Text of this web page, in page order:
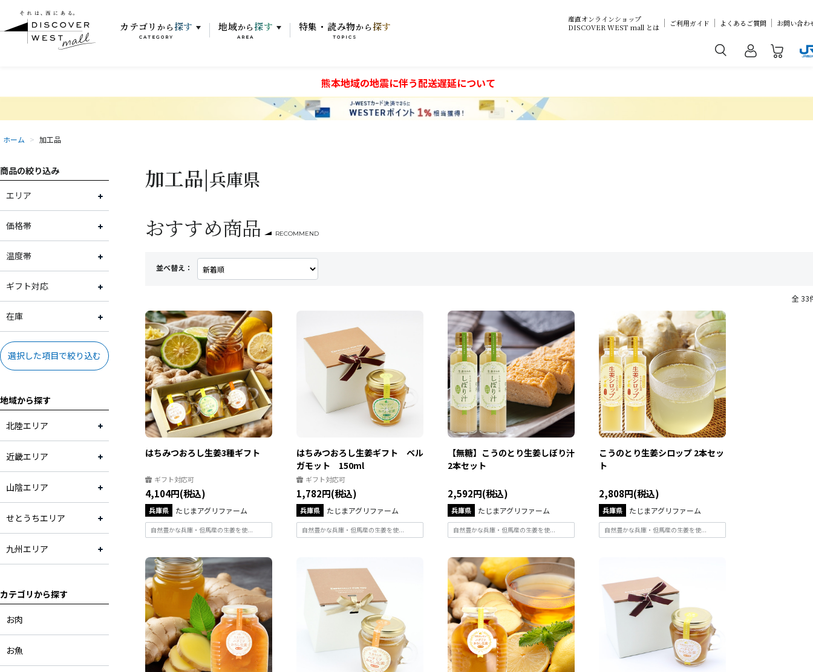
カテゴリ から 探す
CATEGORY
地域から 探す
AREA
特集・読み物から 探す
TOPICS
産直オンラインショップ
DISCOVER WEST mall とは
ご利用ガイド よくあるご質問 お問い合わ
熊本地域の地震に伴う配送遅延について
ホーム > 加工品
商品の絞り込み
エリア
富山県
石川県
福井県
滋賀県
大阪府
奈良県
広島県
山口県
福岡県
価格帯
～2,000円
2,001円～3,000円
3,001円～4,000円
4,001円～5,000円
10,001円～
温度帯
常温
冷凍
ギフト対応
ギフト対応可
ギフト対応不可
在庫
在庫あり
選択した項目で絞り込む
地域から探す
北陸エリア
近畿エリア
山陰エリア
せとうちエリア
九州エリア
カテゴリから探す
お肉
お魚
加工品|兵庫県
おすすめ商品 RECOMMEND
並べ替え：
全 33
はちみつおろし生姜3種ギフト
ギフト対応可
4,104円(税込)
兵庫県 たじまアグリファーム
自然豊かな兵庫・但馬産の生姜を使...
はちみつおろし生姜ギフト ベル
ガモット 150ml
ギフト対応可
1,782円(税込)
兵庫県 たじまアグリファーム
自然豊かな兵庫・但馬産の生姜を使...
【無糖】こうのとり生姜しぼり汁
2本セット
2,592円(税込)
兵庫県 たじまアグリファーム
自然豊かな兵庫・但馬産の生姜を使...
こうのとり生姜シロップ 2本セッ
ト
2,808円(税込)
兵庫県 たじまアグリファーム
自然豊かな兵庫・但馬産の生姜を使...